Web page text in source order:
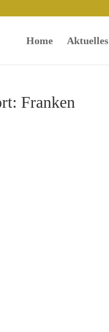
Home Aktuelles
Franken